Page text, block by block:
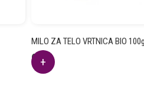
MILO ZA TELO VRTNICA BIO 100g
6.33
€